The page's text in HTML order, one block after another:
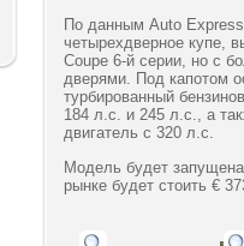
По данным Auto
четырехдверное купе,
Coupe 6-й серии, но с
дверями. Под капотом
турбированный
184 л.с. и 245 л.с., а
двигатель с 320 л.с.
Модель будет
рынке будет стоить €